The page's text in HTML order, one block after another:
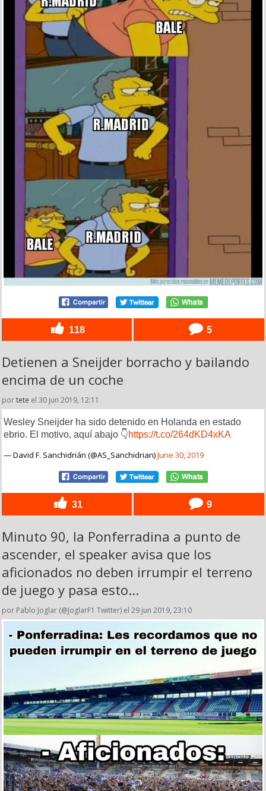
118 5
Detienen a Sneijder borracho y bailando
encima de un coche
portete el 30 jun 2019, 12:11
Wesley Sneijder ha sido detenido en Holanda en estado
ebrio. El motivo, aquí abajo 👇https://t.co/264dKD4xKA
— David F. Sanchidrián (@AS_Sanchidrian)June 30, 2019
31 9
Minuto 90, la Ponferradina a punto de
ascender, el speaker avisa que los
aficionados no deben irrumpir el terreno
de juego y pasa esto...
por Pablo Joglar (@JoglarF1 Twitter) el 29 jun 2019, 23:10